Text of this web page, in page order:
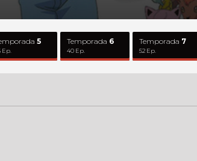
5
Ep.
Temporada 6
40 Ep.
Temporada 7
52 Ep.